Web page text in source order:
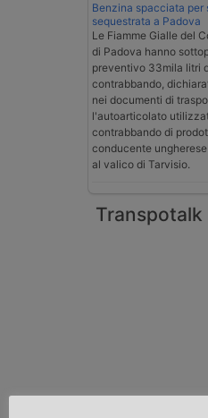
Benzina spacciata per
sequestrata a Padova
Le Fiamme Gialle del
di Padova hanno
preventivo 33mila litri
contrabbando,
nei documenti di
l'autoarticolato
contrabbando di
conducente
al valico di Tarvisio.
Transpotalk